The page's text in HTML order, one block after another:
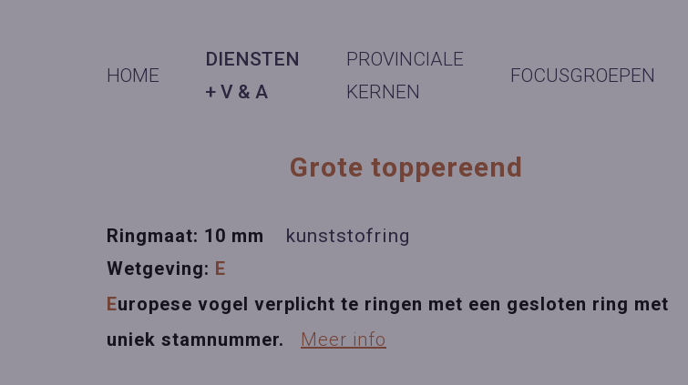
HOME
DIENSTEN
+ V & A
PROVINCIALE
KERNEN
FOCUSGROEPEN
Grote toppereend
Ringmaat: 10 mm kunststofring
Wetgeving: E
Europese vogel verplicht te ringen met een gesloten ring met
uniek stamnummer. Meer info